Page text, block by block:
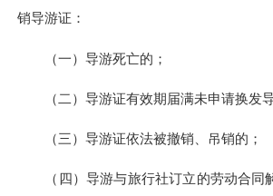
销导游证：
（一）导游死亡的；
（二）导游证有效期届满未申请换发导
（三）导游证依法被撤销、吊销的；
（四）导游与旅行社订立的劳动合同